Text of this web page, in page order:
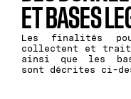
ET BASES
Les finalités
collectent et
ainsi que les
sont décrites ci-